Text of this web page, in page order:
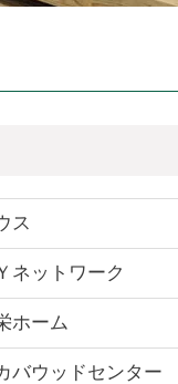
ス
ネットワーク
ホーム
バウッドセンター